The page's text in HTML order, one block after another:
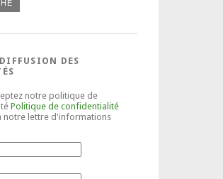
DES
notre politique de
Politique de confidentialité
notre lettre d'informations